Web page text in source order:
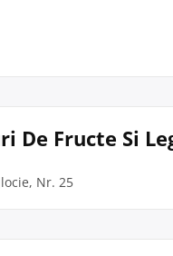
De Fructe Si
Nr. 25